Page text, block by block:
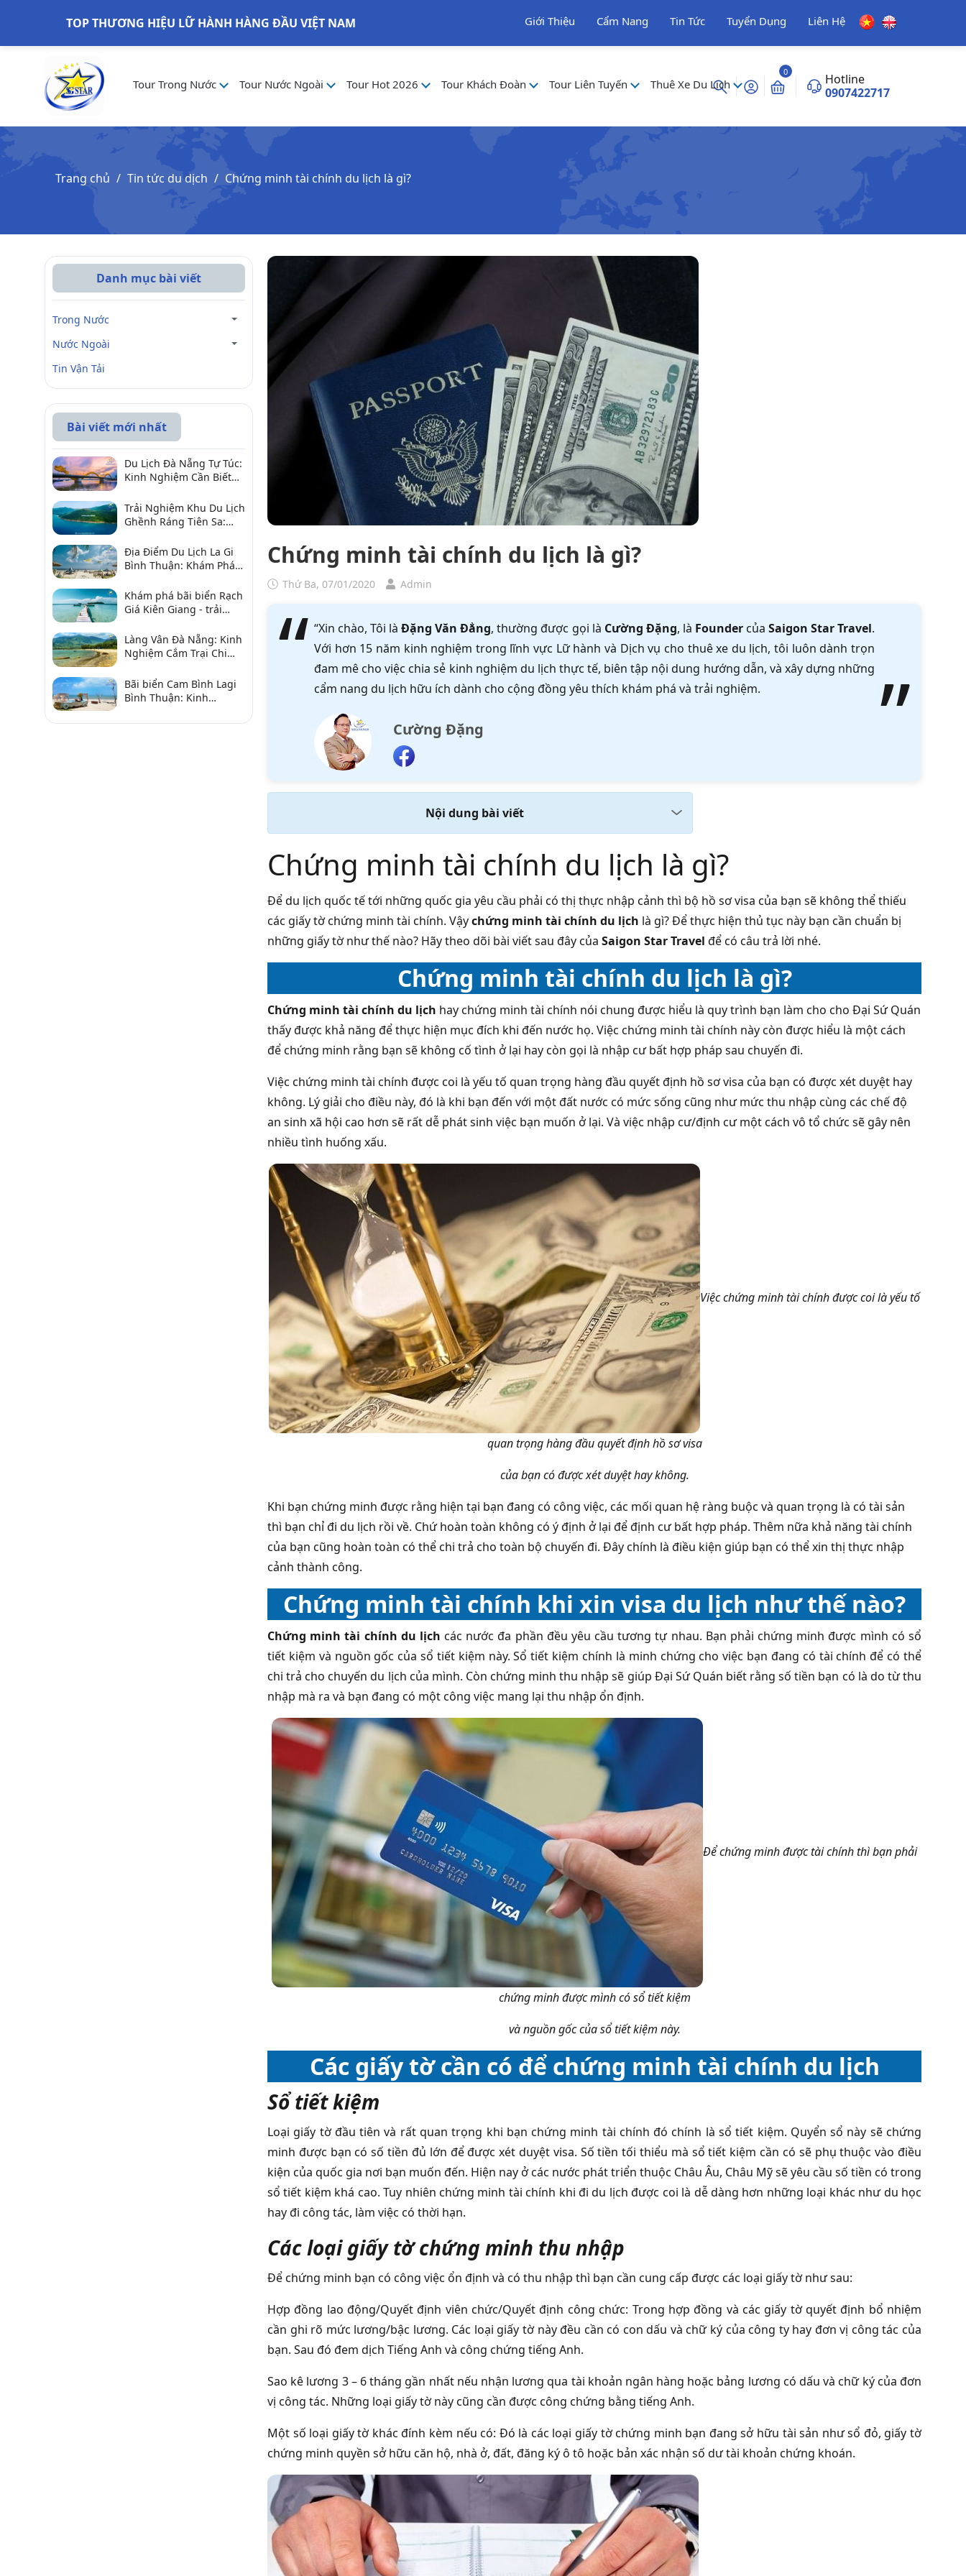
TOP THƯƠNG HIỆU LỮ HÀNH HÀNG ĐẦU VIỆT NAM Giới Thiệu Cẩm Nang Tin Tức Tuyển Dụng Liên Hệ
Tour Trong Nước Tour Nước Ngoài Tour Hot 2026 Tour Khách Đoàn Tour Liên Tuyến Thuê Xe Du Lịch
0
Hotline
0907422717
Trang chủ Tin tức du dịch Chứng minh tài chính du lịch là gì?
Chứng minh tài chính du lịch là gì?
Thứ Ba, 07/01/2020 Admin
“Xin chào, Tôi làĐặng Văn Đẳng, thường được gọi là Cường Đặng, là Foundercủa Saigon Star Travel.
Với hơn 15 năm kinh nghiệm trong lĩnh vực Lữ hành và Dịch vụ cho thuê xe du lịch, tôi luôn dành trọn
đam mê cho việc chia sẻ kinh nghiệm du lịch thực tế, biên tập nội dung hướng dẫn, và xây dựng những
cẩm nang du lịch hữu ích dành cho cộng đồng yêu thích khám phá và trải nghiệm.
Cường Đặng
Nội dung bài viết
Chứng minh tài chính du lịch là gì?
Để du lịch quốc tế tới những quốc gia yêu cầu phải có thị thực nhập cảnh thì bộ hồ sơ visa của bạn sẽ không thể thiếu
các giấy tờ chứng minh tài chính. Vậychứng minh tài chính du lịch là gì? Để thực hiện thủ tục này bạn cần chuẩn bị
những giấy tờ như thế nào? Hãy theo dõi bài viết sau đây của Saigon Star Travel để có câu trả lời nhé.
Chứng minh tài chính du lịch là gì?
Chứng minh tài chính du lịch hay chứng minh tài chính nói chung được hiểu là quy trình bạn làm cho cho Đại Sứ Quán
thấy được khả năng để thực hiện mục đích khi đến nước họ. Việc chứng minh tài chính này còn được hiểu là một cách
để chứng minh rằng bạn sẽ không cố tình ở lại hay còn gọi là nhập cư bất hợp pháp sau chuyến đi.
Việc chứng minh tài chính được coi là yếu tố quan trọng hàng đầu quyết định hồ sơ visa của bạn có được xét duyệt hay
không. Lý giải cho điều này, đó là khi bạn đến với một đất nước có mức sống cũng như mức thu nhập cùng các chế độ
an sinh xã hội cao hơn sẽ rất dễ phát sinh việc bạn muốn ở lại. Và việc nhập cư/định cư một cách vô tổ chức sẽ gây nên
nhiều tình huống xấu.
Việc chứng minh tài chính được coi là yếu tố
quan trọng hàng đầu quyết định hồ sơ visa
của bạn có được xét duyệt hay không.
Khi bạn chứng minh được rằng hiện tại bạn đang có công việc, các mối quan hệ ràng buộc và quan trọng là có tài sản
thì bạn chỉ đi du lịch rồi về. Chứ hoàn toàn không có ý định ở lại để định cư bất hợp pháp. Thêm nữa khả năng tài chính
của bạn cũng hoàn toàn có thể chi trả cho toàn bộ chuyến đi. Đây chính là điều kiện giúp bạn có thể xin thị thực nhập
cảnh thành công.
Chứng minh tài chính khi xin visa du lịch như thế nào?
Chứng minh tài chính du lịch các nước đa phần đều yêu cầu tương tự nhau. Bạn phải chứng minh được mình có sổ
tiết kiệm và nguồn gốc của sổ tiết kiệm này. Sổ tiết kiệm chính là minh chứng cho việc bạn đang có tài chính để có thể
chi trả cho chuyến du lịch của mình. Còn chứng minh thu nhập sẽ giúp Đại Sứ Quán biết rằng số tiền bạn có là do từ thu
nhập mà ra và bạn đang có một công việc mang lại thu nhập ổn định.
Để chứng minh được tài chính thì bạn phải
chứng minh được mình có sổ tiết kiệm
và nguồn gốc của sổ tiết kiệm này.
Các giấy tờ cần có để chứng minh tài chính du lịch
Sổ tiết kiệm
Loại giấy tờ đầu tiên và rất quan trọng khi bạn chứng minh tài chính đó chính là sổ tiết kiệm. Quyển sổ này sẽ chứng
minh được bạn có số tiền đủ lớn để được xét duyệt visa. Số tiền tối thiểu mà sổ tiết kiệm cần có sẽ phụ thuộc vào điều
kiện của quốc gia nơi bạn muốn đến. Hiện nay ở các nước phát triển thuộc Châu Âu, Châu Mỹ sẽ yêu cầu số tiền có trong
sổ tiết kiệm khá cao. Tuy nhiên chứng minh tài chính khi đi du lịch được coi là dễ dàng hơn những loại khác như du học
hay đi công tác, làm việc có thời hạn.
Các loại giấy tờ chứng minh thu nhập
Để chứng minh bạn có công việc ổn định và có thu nhập thì bạn cần cung cấp được các loại giấy tờ như sau:
Hợp đồng lao động/Quyết định viên chức/Quyết định công chức: Trong hợp đồng và các giấy tờ quyết định bổ nhiệm
cần ghi rõ mức lương/bậc lương. Các loại giấy tờ này đều cần có con dấu và chữ ký của công ty hay đơn vị công tác của
bạn. Sau đó đem dịch Tiếng Anh và công chứng tiếng Anh.
Sao kê lương 3 – 6 tháng gần nhất nếu nhận lương qua tài khoản ngân hàng hoặc bảng lương có dấu và chữ ký của đơn
vị công tác. Những loại giấy tờ này cũng cần được công chứng bằng tiếng Anh.
Một số loại giấy tờ khác đính kèm nếu có: Đó là các loại giấy tờ chứng minh bạn đang sở hữu tài sản như sổ đỏ, giấy tờ
chứng minh quyền sở hữu căn hộ, nhà ở, đất, đăng ký ô tô hoặc bản xác nhận số dư tài khoản chứng khoán.
Danh mục bài viết
Trong Nước
Nước Ngoài
Tin Vận Tải
Bài viết mới nhất
Du Lịch Đà Nẵng Tự Túc:
Kinh Nghiệm Cần Biết
Vời
Trải Nghiệm Khu Du Lịch
Ghềnh Ráng Tiên Sa:
Qua
Địa Điểm Du Lịch La Gi
Bình Thuận: Khám Phá 6
2026
Khám phá bãi biển Rạch
Giá Kiên Giang - trải
Làng Vân Đà Nẵng: Kinh
Nghiệm Cắm Trại Chi
Bãi biển Cam Bình Lagi
Bình Thuận: Kinh
sản, điểm gần